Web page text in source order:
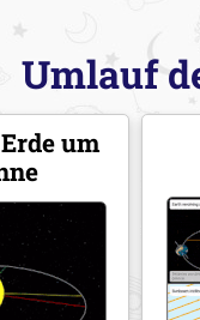
Umlauf
um